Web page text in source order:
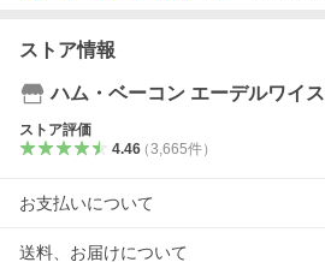
ストア情報
ハム・ベーコン エーデルワイス
ストア評価
4.46（3,665件）
お支払いについて
送料、お届けについて